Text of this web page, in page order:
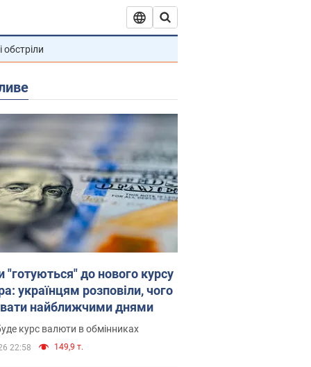
обстріли
"готуються" до нового курсу
українцям розповіли, чого
найближчими днями
курс валюти в обмінниках
22:58 149,9 т.